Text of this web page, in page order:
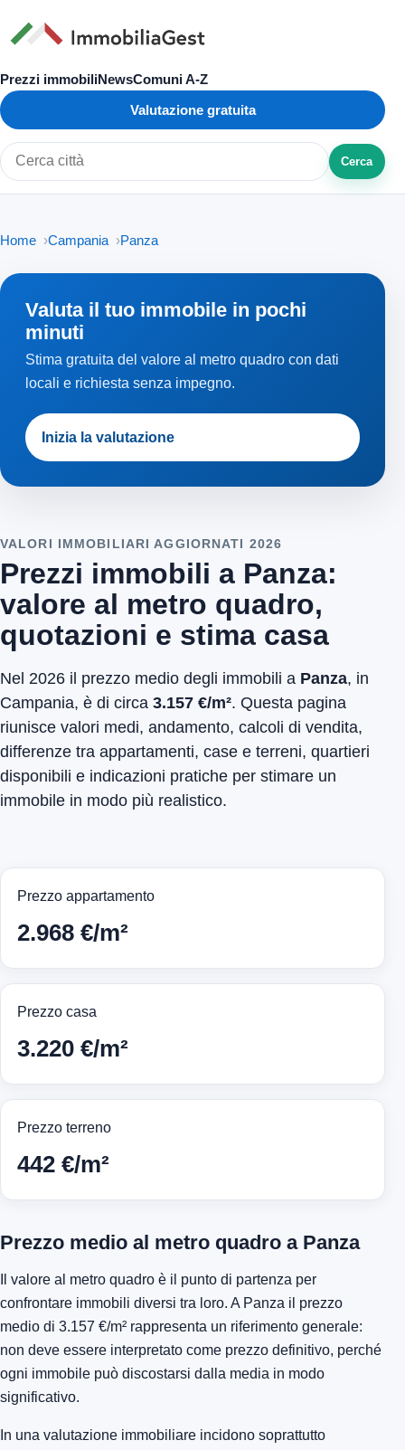
Prezzi immobiliNewsComuni A-Z
Valutazione gratuita
Cerca città o zona
Cerca
Home Campania Panza
Valuta il tuo immobile in pochi
minuti
Stima gratuita del valore al metro quadro con dati
locali e richiesta senza impegno.
Inizia la valutazione
VALORI IMMOBILIARI AGGIORNATI 2026
Prezzi immobili a Panza:
valore al metro quadro,
quotazioni e stima casa
Nel 2026 il prezzo medio degli immobili a Panza, in
Campania, è di circa 3.157 €/m². Questa pagina
riunisce valori medi, andamento, calcoli di vendita,
differenze tra appartamenti, case e terreni, quartieri
disponibili e indicazioni pratiche per stimare un
immobile in modo più realistico.
Prezzo appartamento
2.968 €/m²
Prezzo casa
3.220 €/m²
Prezzo terreno
442 €/m²
Prezzo medio al metro quadro a Panza
Il valore al metro quadro è il punto di partenza per
confrontare immobili diversi tra loro. A Panza il prezzo
medio di 3.157 €/m² rappresenta un riferimento generale:
non deve essere interpretato come prezzo definitivo, perché
ogni immobile può discostarsi dalla media in modo
significativo.
In una valutazione immobiliare incidono soprattutto